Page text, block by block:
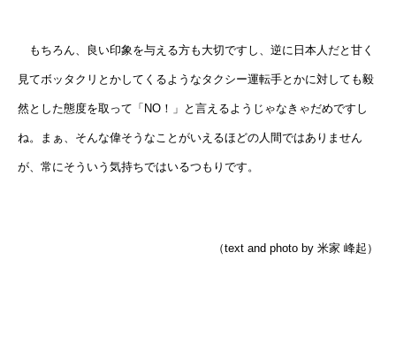
もちろん、良い印象を与える方も大切ですし、逆に日本人だと甘く
見てボッタクリとかしてくるようなタクシー運転手とかに対しても毅
然とした態度を取って「NO！」と言えるようじゃなきゃだめですし
ね。まぁ、そんな偉そうなことがいえるほどの人間ではありません
が、常にそういう気持ちではいるつもりです。
（text and photo by 米家 峰起）